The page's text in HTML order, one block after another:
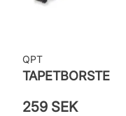
QPT
TAPETBORSTE
259 SEK